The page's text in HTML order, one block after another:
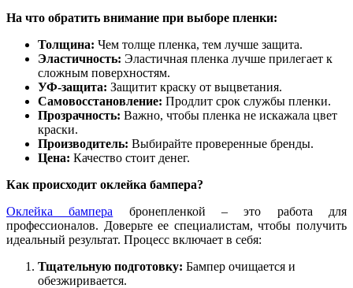
На что обратить внимание при выборе пленки:
Толщина: Чем толще пленка, тем лучше защита.
Эластичность: Эластичная пленка лучше прилегает к
сложным поверхностям.
УФ-защита: Защитит краску от выцветания.
Самовосстановление: Продлит срок службы пленки.
Прозрачность: Важно, чтобы пленка не искажала цвет
краски.
Производитель: Выбирайте проверенные бренды.
Цена: Качество стоит денег.
Как происходит оклейка бампера?
Оклейка бампера бронепленкой – это работа для
профессионалов. Доверьте ее специалистам, чтобы получить
идеальный результат. Процесс включает в себя:
Тщательную подготовку: Бампер очищается и
обезжиривается.